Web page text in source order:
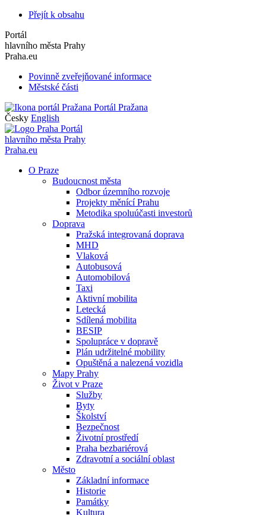
Přejít k obsahu
Portál
hlavního města Prahy
Praha.eu
Povinně zveřejňované informace
Městské části
Portál Pražana
Česky English
Portál
hlavního města Prahy
Praha.eu
O Praze
Budoucnost města
Odbor územního rozvoje
Projekty měnící Prahu
Metodika spoluúčasti investorů
Doprava
Pražská integrovaná doprava
MHD
Vlaková
Autobusová
Automobilová
Taxi
Aktivní mobilita
Letecká
Sdílená mobilita
BESIP
Spolupráce v dopravě
Plán udržitelné mobility
Opuštěná a nalezená vozidla
Mapy Prahy
Život v Praze
Služby
Byty
Školství
Bezpečnost
Životní prostředí
Praha bezbariérová
Zdravotní a sociální oblast
Město
Základní informace
Historie
Památky
Kultura